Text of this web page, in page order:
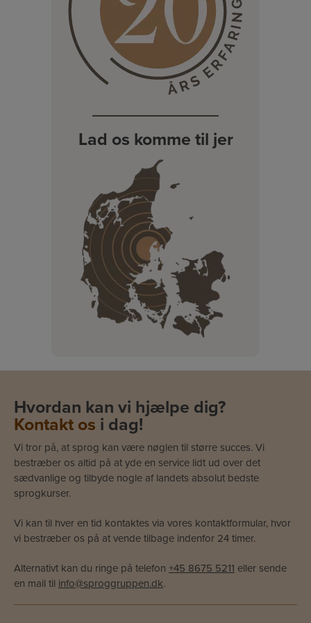
Lad os komme til jer
Hvordan kan vi hjælpe dig?
Kontakt os i dag!
Vi tror på, at sprog kan være nøglen til større succes. Vi
bestræber os altid på at yde en service lidt ud over det
sædvanlige og tilbyde nogle af landets absolut bedste
sprogkurser.
Vi kan til hver en tid kontaktes via vores kontaktformular, hvor
vi bestræber os på at vende tilbage indenfor 24 timer.
Alternativt kan du ringe på telefon +45 8675 5211 eller sende
en mail til info@sproggruppen.dk.